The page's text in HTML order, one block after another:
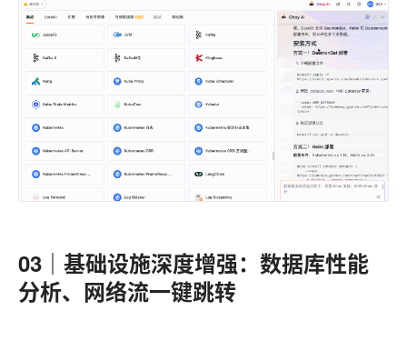
03｜基础设施深度增强：数据库性能
分析、网络流一键跳转